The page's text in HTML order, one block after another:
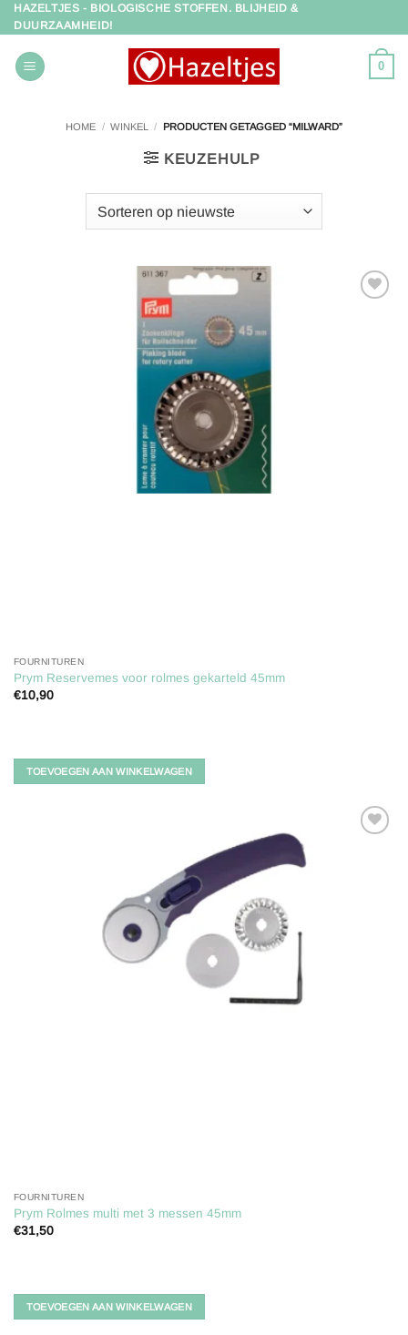
Ga
naar
inhoud
HAZELTJES - BIOLOGISCHE STOFFEN. BLIJHEID &
DUURZAAMHEID!
0
HOME / WINKEL / PRODUCTEN GETAGGED “MILWARD”
KEUZEHULP
FOURNITUREN
Prym Reservemes voor rolmes gekarteld 45mm
€10,90
TOEVOEGEN AAN WINKELWAGEN
FOURNITUREN
Prym Rolmes multi met 3 messen 45mm
€31,50
TOEVOEGEN AAN WINKELWAGEN